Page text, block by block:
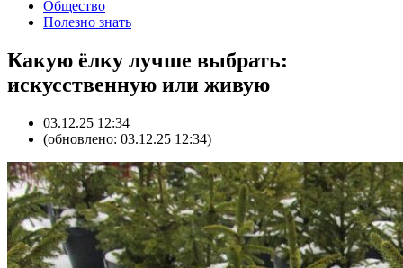
Общество
Полезно знать
Какую ёлку лучше выбрать:
искусственную или живую
03.12.25 12:34
(обновлено: 03.12.25 12:34)